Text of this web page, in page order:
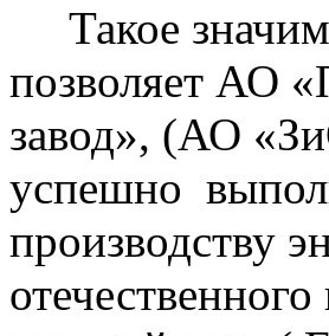
Такое
позволяет АО
завод», (АО
успешно
производству